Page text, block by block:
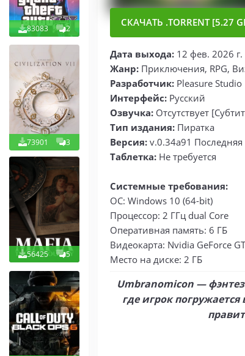
83083 2
73901 3
56425 5
СКАЧАТЬ .TORRENT [5.27
Дата выхода: 12 фев. 2026 г.
Жанр: Приключения, RPG,
Разработчик: Pleasure Studio
Интерфейс: Русский
Озвучка: Отсутствует
Тип издания: Пиратка
Версия: v.0.34a91 Последняя
Таблетка: Не требуется
Системные требования:
ОС: Windows 10 (64-bit)
Процессор: 2 ГГц dual Core
Оперативная память: 6 ГБ
Видеокарта: Nvidia GeForce
Место на диске: 2 ГБ
Umbranomicon —
где игрок